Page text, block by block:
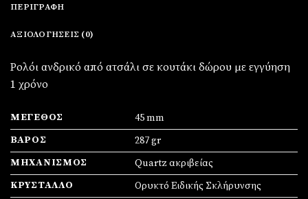
ΠΕΡΙΓΡΑΦΉ
ΑΞΙΟΛΟΓΉΣΕΙΣ (0)
Ρολόι ανδρικό από ατσάλι σε κουτάκι δώρου με εγγύηση
1 χρόνο
ΜΈΓΕΘΟΣ
45 mm
ΒΆΡΟΣ
287 gr
ΜΗΧΑΝΙΣΜΌΣ
Quartz ακριβείας
ΚΡΎΣΤΑΛΛΟ
Ορυκτό Ειδικής Σκλήρυνσης